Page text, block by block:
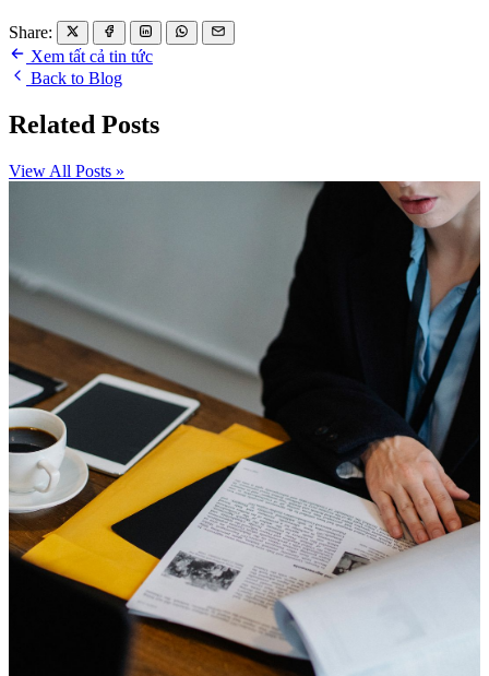
Share:
Xem tất cả tin tức
Back to Blog
Related Posts
View All Posts »